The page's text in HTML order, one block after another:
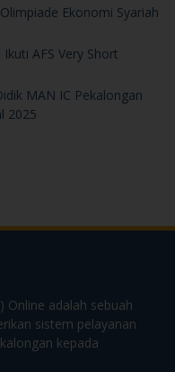
Ekonomi Syariah
AFS Very Short
MAN IC Pekalongan
2025
Online adalah sebuah
sistem pelayanan
kepada